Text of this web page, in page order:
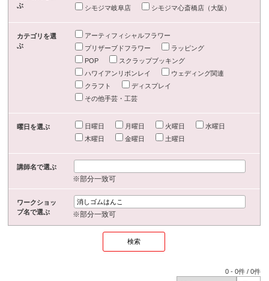
ぶ
シモジマ岐阜店
シモジマ心斎橋店（大阪）
カテゴリを選
ぶ
アーティフィシャルフラワー
プリザーブドフラワー
ラッピング
POP
スクラップブッキング
ハワイアンリボンレイ
ウェディング関連
クラフト
ディスプレイ
その他手芸・工芸
曜日を選ぶ 日曜日 月曜日 火曜日
水曜日
木曜日
金曜日 土曜日
講師名で選ぶ
※部分一致可
ワークショッ
プ名で選ぶ
※部分一致可
0 -0件 /0件